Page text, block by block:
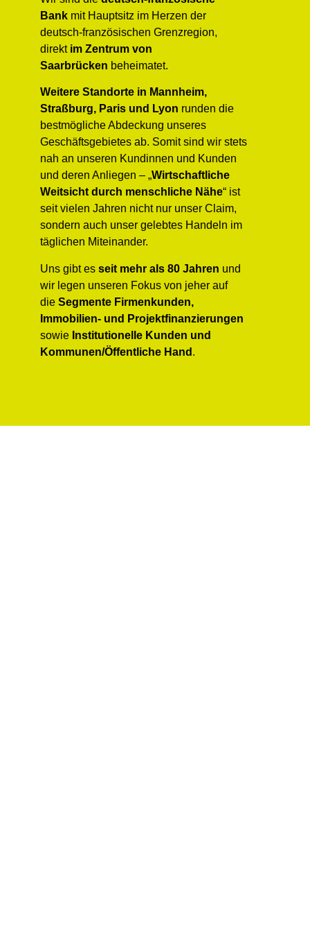
Bank mit Hauptsitz im Herzen der
deutsch-französischen Grenzregion,
direkt im Zentrum von
Saarbrücken beheimatet.
Weitere Standorte in Mannheim,
Straßburg, Paris und Lyon runden die
bestmögliche Abdeckung unseres
Geschäftsgebietes ab. Somit sind wir stets
nah an unseren Kundinnen und Kunden
und deren Anliegen – „Wirtschaftliche
Weitsicht durch menschliche Nähe“ ist
seit vielen Jahren nicht nur unser Claim,
sondern auch unser gelebtes Handeln im
täglichen Miteinander.
Uns gibt es seit mehr als 80 Jahren und
wir legen unseren Fokus von jeher auf
die Segmente Firmenkunden,
Immobilien- und Projektfinanzierungen
sowie Institutionelle Kunden und
Kommunen/Öffentliche Hand .